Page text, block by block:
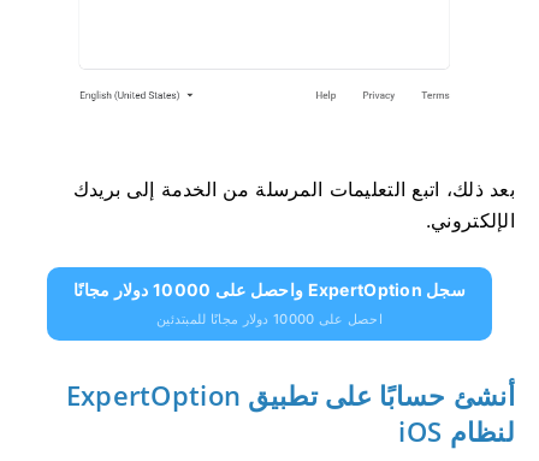
بعد ذلك، اتبع التعليمات المرسلة من الخدمة إلى بريدك
الإلكتروني.
سجل ExpertOption واحصل على 10000 دولار مجانًا
احصل على 10000 دولار مجانًا للمبتدئين
أنشئ حسابًا على تطبيق ExpertOption
لنظام iOS